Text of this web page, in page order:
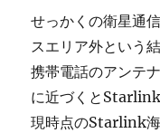
せっかくの衛星通
スエリア外という
携帯電話のアンテ
に近づくとStarlink
現時点のStarlink